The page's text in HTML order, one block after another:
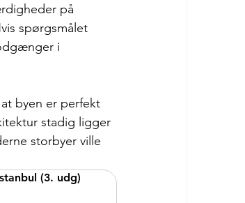
på
spørgsmålet
i
byen er perfekt
stadig ligger
storbyer ville
(3. udg)